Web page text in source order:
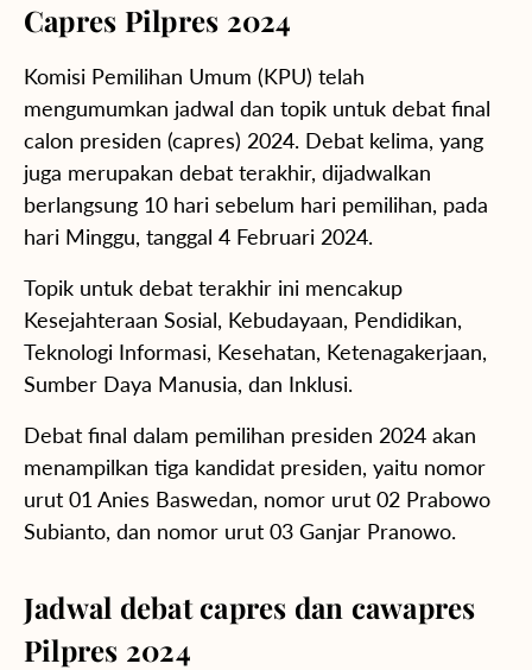
Capres Pilpres 2024
Komisi Pemilihan Umum (KPU) telah
mengumumkan jadwal dan topik untuk debat final
calon presiden (capres) 2024. Debat kelima, yang
juga merupakan debat terakhir, dijadwalkan
berlangsung 10 hari sebelum hari pemilihan, pada
hari Minggu, tanggal 4 Februari 2024.
Topik untuk debat terakhir ini mencakup
Kesejahteraan Sosial, Kebudayaan, Pendidikan,
Teknologi Informasi, Kesehatan, Ketenagakerjaan,
Sumber Daya Manusia, dan Inklusi.
Debat final dalam pemilihan presiden 2024 akan
menampilkan tiga kandidat presiden, yaitu nomor
urut 01 Anies Baswedan, nomor urut 02 Prabowo
Subianto, dan nomor urut 03 Ganjar Pranowo.
Jadwal debat capres dan cawapres
Pilpres 2024